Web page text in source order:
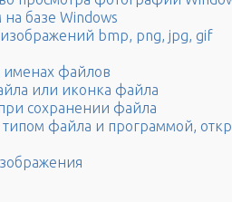
базе Windows
bmp, png, jpg, gif
файлов
или иконка файла
сохранении файла
типом файла и программой,